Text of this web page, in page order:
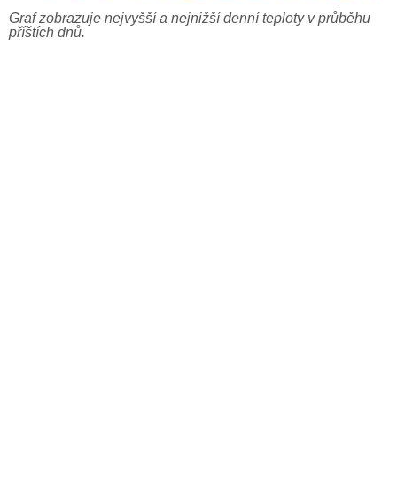
Graf zobrazuje nejvyšší a nejnižší denní teploty v průběhu
příštích dnů.